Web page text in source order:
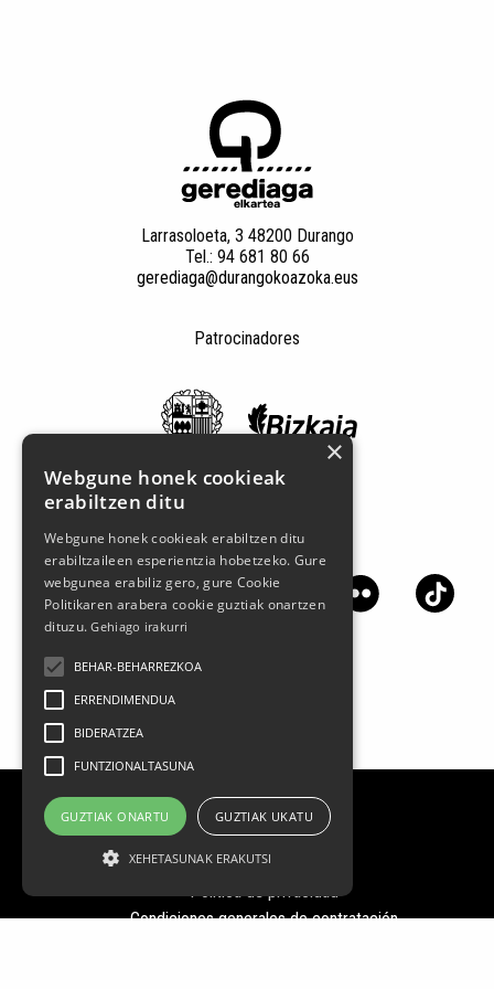
Larrasoloeta, 3 48200 Durango
Tel.: 94 681 80 66
gerediaga@durangokoazoka.eus
Patrocinadores
Síguenos en las redes sociales
Aviso legal
Datos Personales
Política de privacidad
Condiciones generales de contratación
×
Webgune honek cookieak
erabiltzen ditu
Webgune honek cookieak erabiltzen ditu
erabiltzaileen esperientzia hobetzeko. Gure
webgunea erabiliz gero, gure Cookie
Politikaren arabera cookie guztiak onartzen
dituzu.Gehiago irakurri
BEHAR-BEHARREZKOA
ERRENDIMENDUA
BIDERATZEA
FUNTZIONALTASUNA
GUZTIAK ONARTU GUZTIAK UKATU
XEHETASUNAK ERAKUTSI